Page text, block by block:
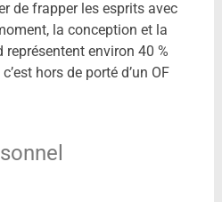
de frapper les esprits avec
la conception et la
environ 40 %
hors de porté d’un OF